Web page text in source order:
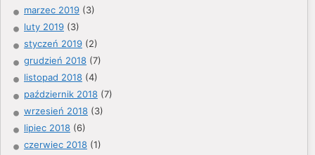
marzec 2019 (3)
luty 2019 (3)
styczeń 2019 (2)
grudzień 2018 (7)
listopad 2018 (4)
październik 2018 (7)
wrzesień 2018 (3)
lipiec 2018 (6)
czerwiec 2018 (1)